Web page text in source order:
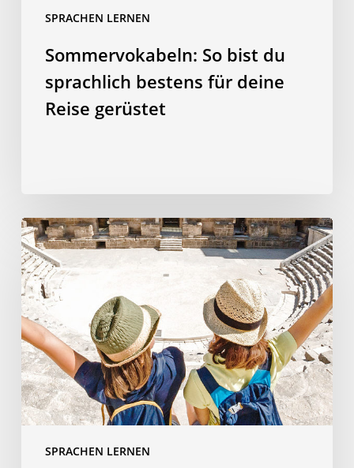
SPRACHEN LERNEN
Sommervokabeln: So bist du
sprachlich bestens für deine
Reise gerüstet
SPRACHEN LERNEN
Warum
Sie
Ihre
Kinder
auf
Sprachreise
schicken
sollten